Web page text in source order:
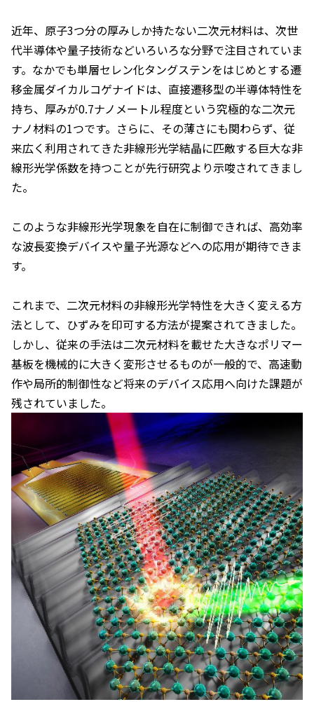
近年、原子3つ分の厚みしか持たない二次元材料は、次世
代半導体や量子技術などいろいろな分野で注目されていま
す。なかでも単層セレン化タングステンをはじめとする遷
移金属ダイカルコゲナイドは、直接遷移型の半導体特性を
持ち、厚みが0.7ナノメートル程度という究極的な二次元
ナノ材料の1つです。さらに、その薄さにも関わらず、従
来広く利用されてきた非線形光学結晶に匹敵する巨大な非
線形光学係数を持つことが先行研究より示唆されてきまし
た。
このような非線形光学現象を自在に制御できれば、高効率
な波長変換デバイスや量子光源などへの応用が期待できま
す。
これまで、二次元材料の非線形光学特性を大きく変える方
法として、ひずみを印可する方法が提案されてきました。
しかし、従来の手法は二次元材料を載せた大きなポリマー
基板を機械的に大きく変形させるものが一般的で、高速動
作や局所的制御性など将来のデバイス応用へ向けた課題が
残されていました。